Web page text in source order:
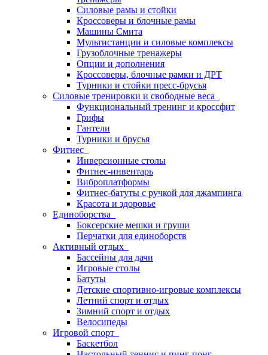
Силовые рамы и стойки
Кроссоверы и блочные рамы
Машины Смита
Мультистанции и силовые комплексы
Грузоблочные тренажеры
Опции и дополнения
Кроссоверы, блочные рамки и ДРТ
Турники и стойки пресс-брусья
Силовые тренировки и свободные веса
Функциональный тренинг и кроссфит
Грифы
Гантели
Турники и брусья
Фитнес
Инверсионные столы
Фитнес-инвентарь
Виброплатформы
Фитнес-батуты с ручкой для джампинга
Красота и здоровье
Единоборства
Боксерские мешки и груши
Перчатки для единоборств
Активный отдых
Бассейны для дачи
Игровые столы
Батуты
Детские спортивно-игровые комплексы
Летний спорт и отдых
Зимний спорт и отдых
Велосипеды
Игровой спорт
Баскетбол